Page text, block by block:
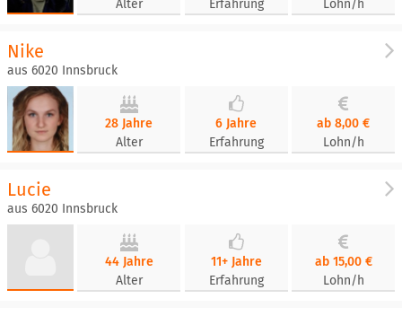
Alter
Erfahrung
Lohn/h
Nike
aus 6020 Innsbruck
28 Jahre
Alter
6 Jahre
Erfahrung
ab 8,00 €
Lohn/h
Lucie
aus 6020 Innsbruck
44 Jahre
Alter
11+ Jahre
Erfahrung
ab 15,00 €
Lohn/h